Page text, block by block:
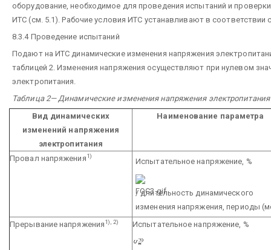
оборудование, необходимое для проведения испытаний и
ИТС (см. 5.1). Рабочие условия ИТС устанавливают в соответствии
8.3.4 Проведение испытаний
Подают на ИТС динамические изменения напряжения
таблицей 2. Изменения напряжения осуществляют при нулевом
электропитания.
Таблица 2— Динамические изменения напряжения электропитания
Вид динамических
изменений напряжения
электропитания
Наименование параметра
Провал напряжения1)
Испытательное напряжение, %
/ длительность динамического
изменения напряжения, периоды
Прерывание напряжения1), 2) Испытательное напряжение, %